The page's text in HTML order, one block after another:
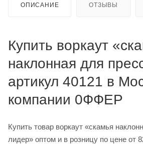
ОПИСАНИЕ ОТЗЫВЫ
Купить воркаут
наклонная для
артикул 40121 в
компании 0ФФЕР
Купить товар воркаут «скамья
лидер» оптом и в розницу по цене от